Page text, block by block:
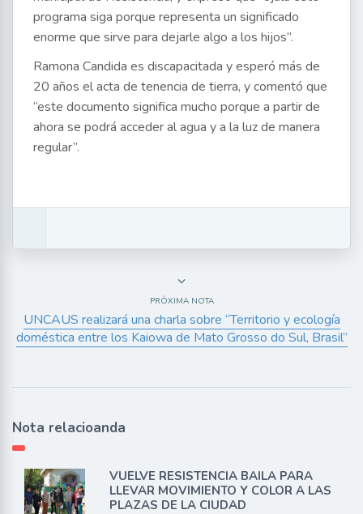
programa siga porque representa un significado
enorme que sirve para dejarle algo a los hijos”.
Ramona Candida es discapacitada y esperó más de
20 años el acta de tenencia de tierra, y comentó que
“este documento significa mucho porque a partir de
ahora se podrá acceder al agua y a la luz de manera
regular”.
PRÓXIMA NOTA
UNCAUS realizará una charla sobre “Territorio y ecología
doméstica entre los Kaiowa de Mato Grosso do Sul, Brasil”
Nota relacioanda
VUELVE RESISTENCIA BAILA PARA
LLEVAR MOVIMIENTO Y COLOR A LAS
PLAZAS DE LA CIUDAD